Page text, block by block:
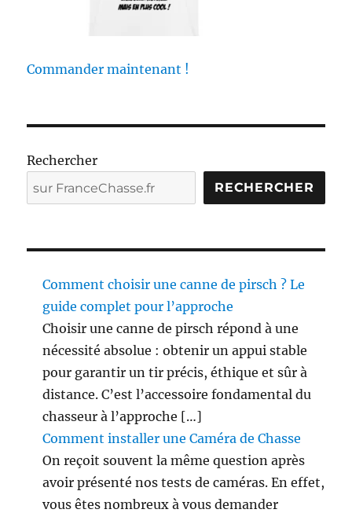
Commander maintenant !
Rechercher
RECHERCHER
Comment choisir une canne de pirsch ? Le
guide complet pour l’approche
Choisir une canne de pirsch répond à une
nécessité absolue : obtenir un appui stable
pour garantir un tir précis, éthique et sûr à
distance. C’est l’accessoire fondamental du
chasseur à l’approche […]
Comment installer une Caméra de Chasse
On reçoit souvent la même question après
avoir présenté nos tests de caméras. En effet,
vous êtes nombreux à vous demander